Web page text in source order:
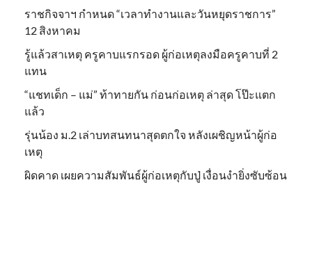
ราชกิจจาฯ กำหนด “เวลาทำงานและวันหยุดราชการ”
12 สิงหาคม
รู้แล้วสาเหตุ ครูคาบแรกรอด ผู้ก่อเหตุลงมือครูคาบที่ 2
แทน
“แชทเด็ก – แม่” ท้าทายกัน ก่อนก่อเหตุ ล่าสุด โป๊ะแตก
แล้ว
รุ่นน้อง ม.2 เล่าบทสนทนาสุดตกใจ หลังเผชิญหน้าผู้ก่อ
เหตุ
ผิดคาด เผยความสัมพันธ์ผู้ก่อเหตุกับปู่ เงื่อนงำยิ่งซับซ้อน